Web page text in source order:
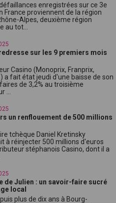
enregistrées sur ce 3e
France proviennent de la région
Alpes, deuxième région
au tot...
sur les 9 premiers mois
Casino (Monoprix, Franprix,
a fait état jeudi d'une baisse de son
de 3,2% au troisième
...
un renflouement de 500 millions
tchèque Daniel Kretinsky
à réinjecter 500 millions d'euros
stéphanois Casino, dont il a
de Julien : un savoir-faire sucré
local
plus de dix ans à Bourg-